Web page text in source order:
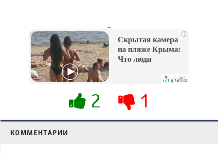
i
Скрытая камера
на пляже Крыма:
Что люди
их не видят...
2 1
КОММЕНТАРИИ